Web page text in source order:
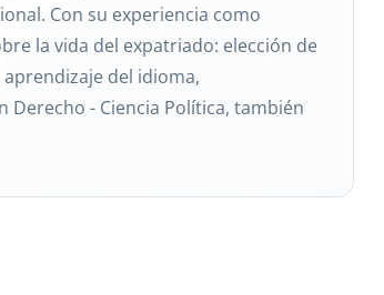
Con su experiencia como
la vida del expatriado: elección de
del idioma,
- Ciencia Política, también